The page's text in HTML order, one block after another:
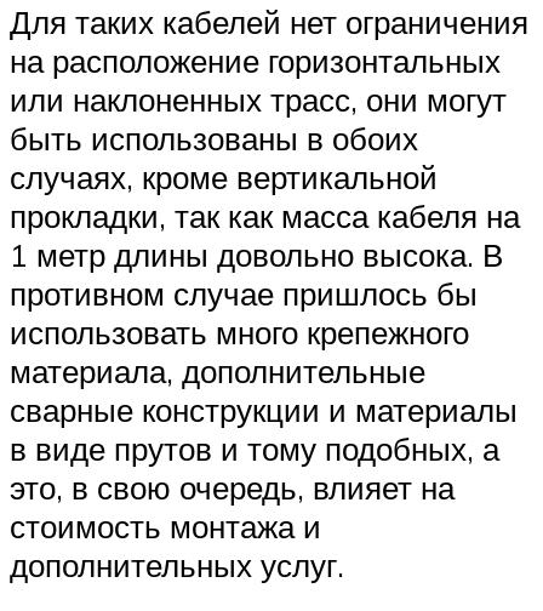
Для таких кабелей нет ограничения
на расположение горизонтальных
или наклоненных трасс, они могут
быть использованы в обоих
случаях, кроме вертикальной
прокладки, так как масса кабеля на
1 метр длины довольно высока. В
противном случае пришлось бы
использовать много крепежного
материала, дополнительные
сварные конструкции и материалы
в виде прутов и тому подобных, а
это, в свою очередь, влияет на
стоимость монтажа и
дополнительных услуг.